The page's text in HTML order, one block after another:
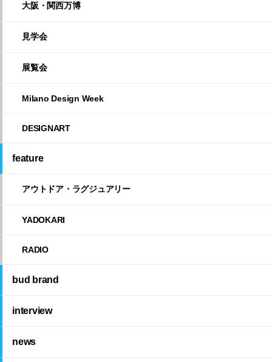
大阪・関西万博
見学会
展覧会
Milano Design Week
DESIGNART
feature
アウトドア・ラグジュアリー
YADOKARI
RADIO
bud brand
interview
news